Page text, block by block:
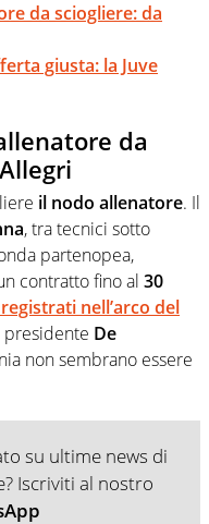
da sciogliere: da
giusta: la Juve
da
il nodo allenatore. Il
, tra tecnici sotto
partenopea,
contratto fino al 30
nell’arco del
presidente De
non sembrano essere
su ultime news di
Iscriviti al nostro